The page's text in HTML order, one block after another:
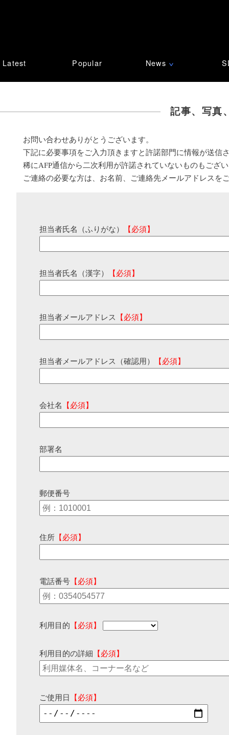
Latest Popular News ∨
記事、写真
お問い合わせありがとうございます。
下記に必要事項をご入力頂きますと許諾部門に情報が送信
稀にAFP通信から二次利用が許諾されていないものもござ
ご連絡の必要な方は、お名前、ご連絡先メールアドレスを
担当者氏名（ふりがな） 【必須】
担当者氏名（漢字） 【必須】
担当者メールアドレス 【必須】
担当者メールアドレス（確認用） 【必須】
会社名 【必須】
部署名
郵便番号
住所 【必須】
電話番号 【必須】
利用目的 【必須】
利用目的の詳細 【必須】
ご使用日 【必須】